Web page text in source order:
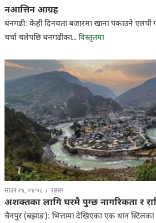
नआत्तिन आग्रह
धनगढी: केही दिनयता बजारमा खाना पकाउने
चर्चा चलेपछि धनगढीका... विस्तृतमा
साउन २४, ०४:५८ रासस
अशक्तका लागि घरमै पुग्छ नागरिकता र
चैनपुर (बझाङ): भित्तामा देखिएका एक थान स्टिलका